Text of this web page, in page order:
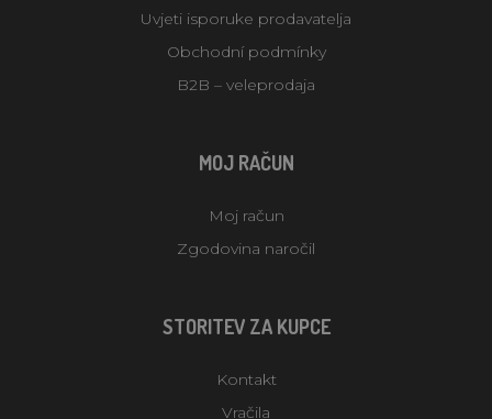
Uvjeti isporuke prodavatelja
Obchodní podmínky
B2B – veleprodaja
MOJ RAČUN
Moj račun
Zgodovina naročil
STORITEV ZA KUPCE
Kontakt
Vračila